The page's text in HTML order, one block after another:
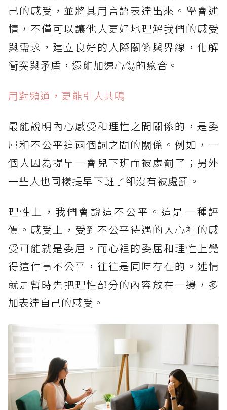
己的感受，並將其用言語表達出來。學會述
情，不僅可以讓他人更好地理解我們的感受
與需求，建立良好的人際關係與界線，化解
衝突與矛盾，還能加速心傷的癒合。
用對頻道，更能引人共鳴
最能說明內心感受和理性之間關係的，是委
屈和不公平這兩個詞之間的關係。例如，一
個人因為提早一會兒下班而被處罰了；另外
一些人也同樣提早下班了卻沒有被處罰。
理性上，我們會說這不公平。這是一種評
價。感受上，受到不公平待遇的人心裡的感
受可能就是委屈。而心裡的委屈和理性上覺
得這件事不公平，往往是同時存在的。述情
就是暫時先把理性部分的內容放在一邊，多
加表達自己的感受。